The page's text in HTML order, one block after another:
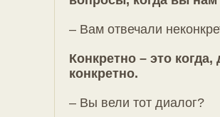
– Вам отвечали
Конкретно – это
конкретно.
– Вы вели тот диалог?